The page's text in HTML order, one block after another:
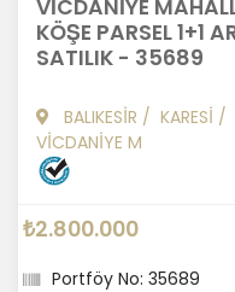
VİCDANİYE
KÖŞE PARSEL 1+1
SATILIK - 35689
BALIKESİR / KARESİ /
VİCDANİYE M
₺2.800.000
Portföy No: 35689